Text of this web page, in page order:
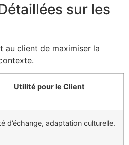
sur les
au client de maximiser la
Utilité pour le Client
d’échange, adaptation culturelle.